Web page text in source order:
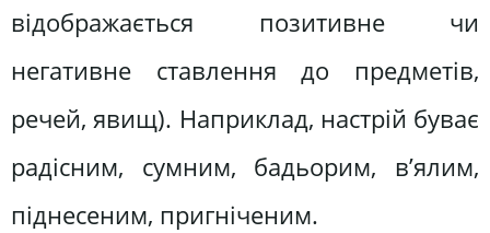
відображається позитивне чи
негативне ставлення до предметів,
речей, явищ). Наприклад, настрій буває
радісним, сумним, бадьорим, в’ялим,
піднесеним, пригніченим.